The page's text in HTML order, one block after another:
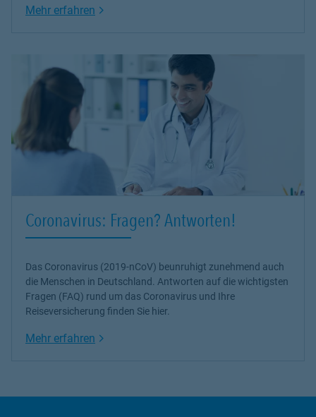
Mehr erfahren Link Opens in New Tab
Coronavirus: Fragen? Antworten!
Das Coronavirus (2019-nCoV) beunruhigt zunehmend auch
die Menschen in Deutschland. Antworten auf die wichtigsten
Fragen (FAQ) rund um das Coronavirus und Ihre
Reiseversicherung finden Sie hier.
Mehr erfahren Link Opens in New Tab